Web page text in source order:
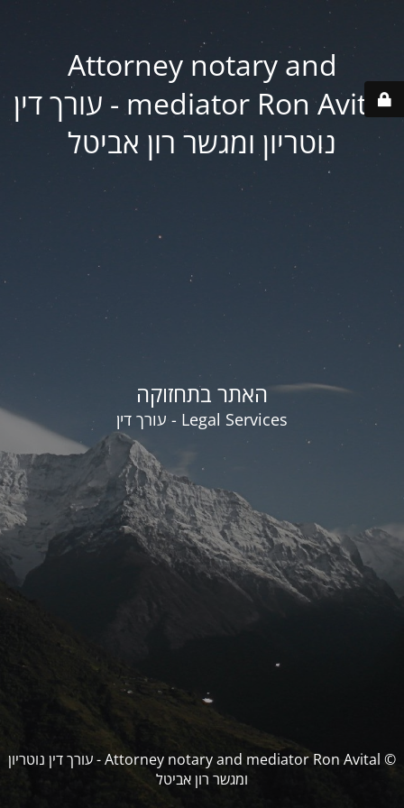
Attorney notary and
mediator Ron Avital - עורך דין
נוטריון ומגשר רון אביטל
האתר בתחזוקה
Legal Services - עורך דין
© Attorney notary and mediator Ron Avital - עורך דין נוטריון
ומגשר רון אביטל